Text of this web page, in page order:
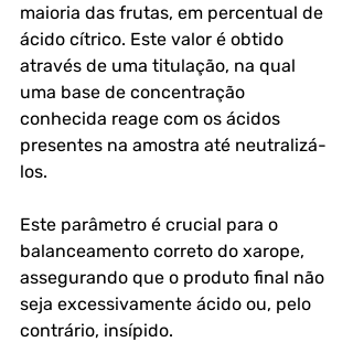
maioria das frutas, em percentual de
ácido cítrico. Este valor é obtido
através de uma titulação, na qual
uma base de concentração
conhecida reage com os ácidos
presentes na amostra até neutralizá-
los.
Este parâmetro é crucial para o
balanceamento correto do xarope,
assegurando que o produto final não
seja excessivamente ácido ou, pelo
contrário, insípido.